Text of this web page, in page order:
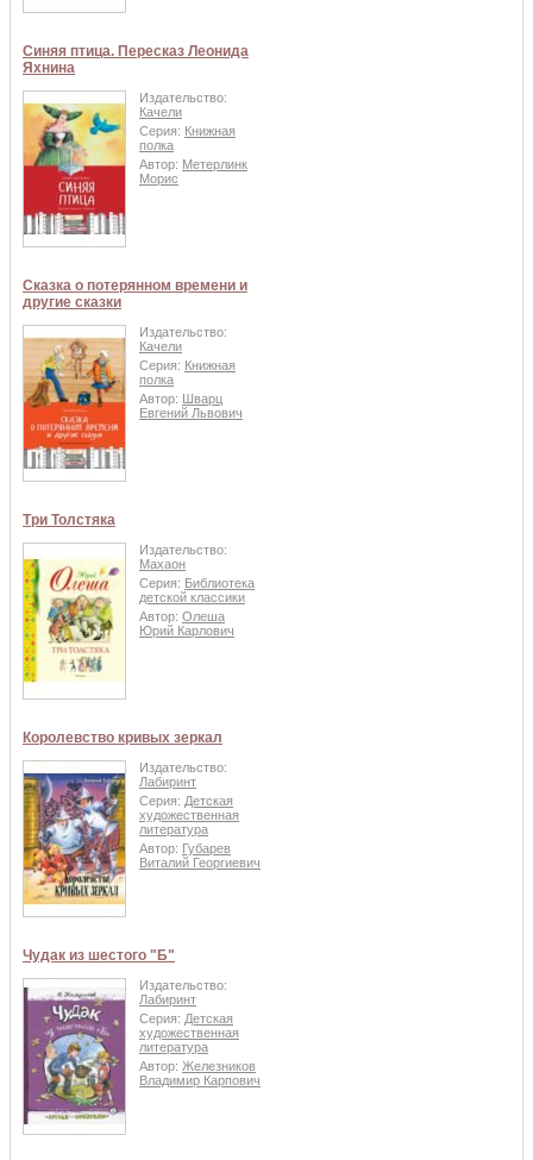
Синяя птица. Пересказ Леонида
Яхнина
Издательство:
Качели
Серия: Книжная
полка
Автор: Метерлинк
Морис
Сказка о потерянном времени и
другие сказки
Издательство:
Качели
Серия: Книжная
полка
Автор:
Шварц
Евгений Львович
Три Толстяка
Издательство:
Махаон
Серия: Библиотека
детской классики
Автор: Олеша
Юрий Карлович
Королевство кривых зеркал
Издательство:
Лабиринт
Серия: Детская
художественная
литература
Автор: Губарев
Виталий Георгиевич
Чудак из шестого "Б"
Издательство:
Лабиринт
Серия: Детская
художественная
литература
Автор: Железников
Владимир Карпович